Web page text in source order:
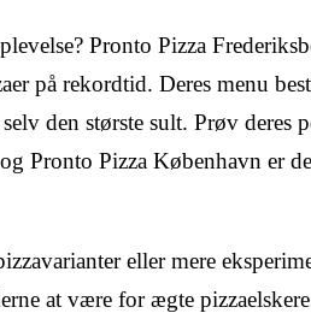
Pronto Pizza
på rekordtid. Deres menu
den største sult. Prøv deres
Pronto Pizza København er
eller mere
at være for ægte